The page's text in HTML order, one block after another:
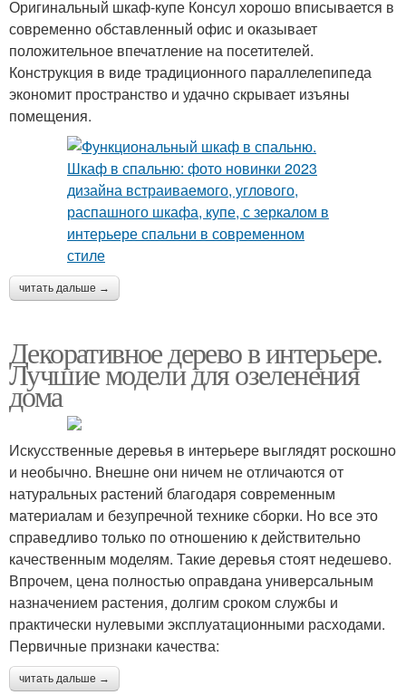
Оригинальный шкаф-купе Консул хорошо вписывается в
современно обставленный офис и оказывает
положительное впечатление на посетителей.
Конструкция в виде традиционного параллелепипеда
экономит пространство и удачно скрывает изъяны
помещения.
читать дальше →
Декоративное дерево в интерьере.
Лучшие модели для озеленения
дома
Искусственные деревья в интерьере выглядят роскошно
и необычно. Внешне они ничем не отличаются от
натуральных растений благодаря современным
материалам и безупречной технике сборки. Но все это
справедливо только по отношению к действительно
качественным моделям. Такие деревья стоят недешево.
Впрочем, цена полностью оправдана универсальным
назначением растения, долгим сроком службы и
практически нулевыми эксплуатационными расходами.
Первичные признаки качества:
читать дальше →